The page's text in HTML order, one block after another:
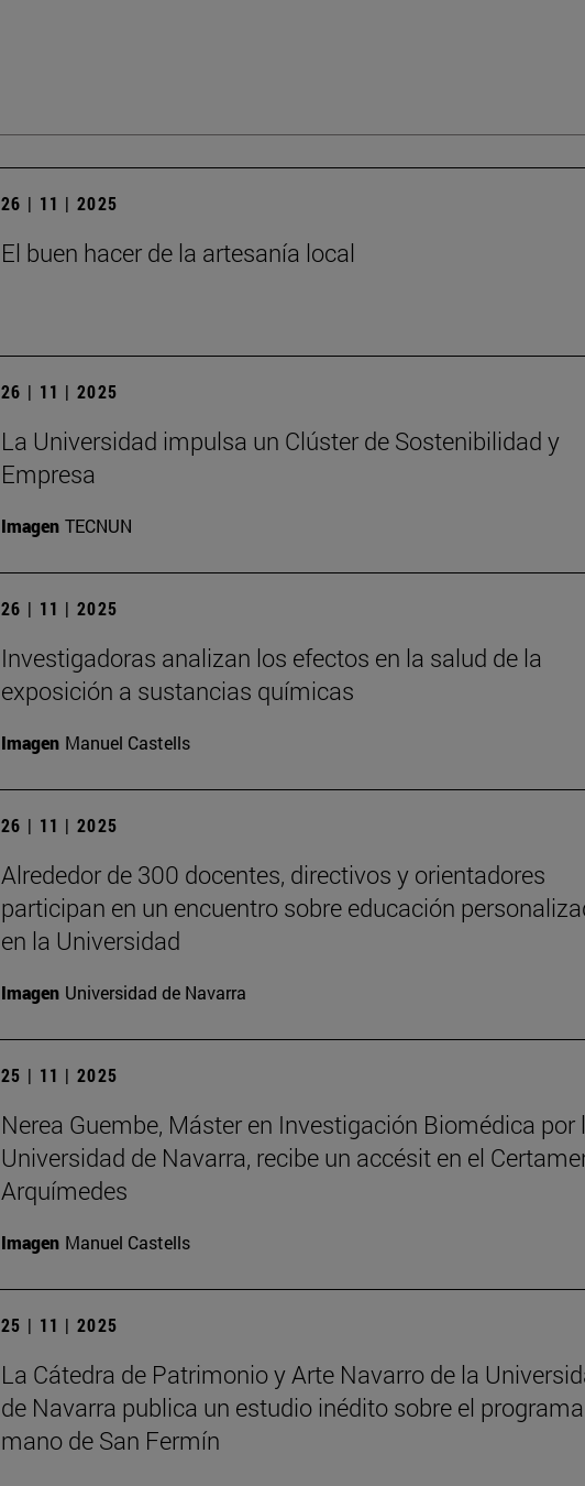
26 | 11 | 2025
El buen hacer de la artesanía local
26 | 11 | 2025
La Universidad impulsa un Clúster de Sostenibilidad y
Empresa
Imagen TECNUN
26 | 11 | 2025
Investigadoras analizan los efectos en la salud de la
exposición a sustancias químicas
Imagen Manuel Castells
26 | 11 | 2025
Alrededor de 300 docentes, directivos y orientadores
participan en un encuentro sobre educación
en la Universidad
Imagen Universidad de Navarra
25 | 11 | 2025
Nerea Guembe, Máster en Investigación Biomédica por
Universidad de Navarra, recibe un accésit en el
Arquímedes
Imagen Manuel Castells
25 | 11 | 2025
La Cátedra de Patrimonio y Arte Navarro de la
de Navarra publica un estudio inédito sobre el
mano de San Fermín